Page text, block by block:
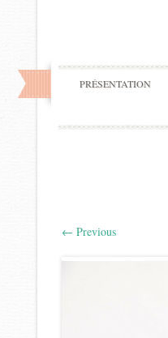
PRÉSENTATION
← Previous